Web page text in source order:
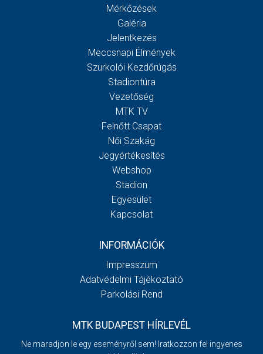
Mérkőzések
Galéria
Jelentkezés
Meccsnapi Élmények
Szurkolói Kezdőrúgás
Stadiontúra
Vezetőség
MTK TV
Felnőtt Csapat
Női Szakág
Jegyértékesítés
Webshop
Stadion
Egyesület
Kapcsolat
INFORMÁCIÓK
Impresszum
Adatvédelmi Tájékoztató
Parkolási Rend
MTK BUDAPEST HÍRLEVÉL
Ne maradjon le egy eseményről sem! Iratkozzon fel ingyenes